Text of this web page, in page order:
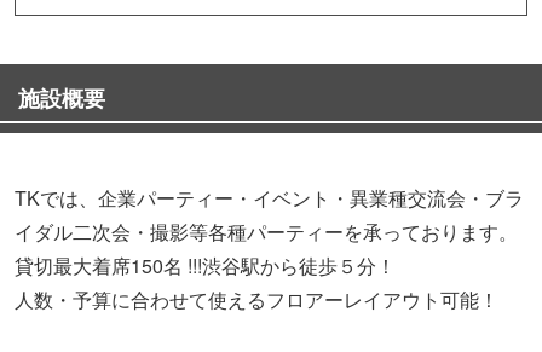
施設概要
TKでは、企業パーティー・イベント・異業種交流会・ブラ
イダル二次会・撮影等各種パーティーを承っております。
貸切最大着席150名 !!!渋谷駅から徒歩５分！
人数・予算に合わせて使えるフロアーレイアウト可能！